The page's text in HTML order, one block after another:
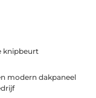
knipbeurt
modern dakpaneel